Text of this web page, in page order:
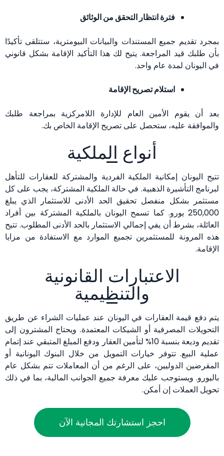
فترة انتظار التحقق من الوثائق
بمجرد تقديم جميع المستندات والبيانات البيومترية، ستتلقى تأكيدًا
بأن طلبك قيد المراجعة. يتيح لك هذا التأكيد الإقامة بشكل قانوني
في اليونان لمدة عام واحد.
استلام تصريح الإقامة
بعد أن يقوم الأمين العام للإدارة اللامركزية بمراجعة طلبك
والموافقة عليه، ستحصل على تصريح الإقامة الخاص بك.
أنواع الملكية
تتيح اليونان إمكانية الملكية الفردية والمشتركة للعقارات للتأهل
لبرنامج التأشيرة الذهبية. في حالة الملكية المشتركة، يجب على كل
مستثمر بشكل منفصل تحقيق الحد الأدنى للاستثمار الذي يبلغ
250,000 يورو. كما تسمح اليونان بالملكية المشتركة بين أفراد
العائلة، بشرط أن يفي إجمالي الاستثمار بالحد الأدنى المطلوب. تتيح
هذه المرونة للمستثمرين تجميع الموارد مع الاستفادة من مزايا
الإقامة.
الاعتبارات القانونية
والتنظيمية
يتم دفع قيمة العقارات في اليونان عند عمليات الشراء عن طريق
التحويلات المصرفية أو الشيكات المعتمدة. ويحتاج المشترون إلى
تقديم وديعة بنسبة 10% لتأمين العقار ودفع المبلغ المتبقي عند إتمام
عملية البيع. تتوفر خيارات التمويل من خلال البنوك اليونانية أو
المقرضين الدوليين، على الرغم من أن المعاملات تتم بشكل عام
باليورو. ويستوجب عليك معرفة جميع الجوانب المالية، بما في ذلك
تحويل العملات إن أمكن.
احجز استشارتك المجانية الآن